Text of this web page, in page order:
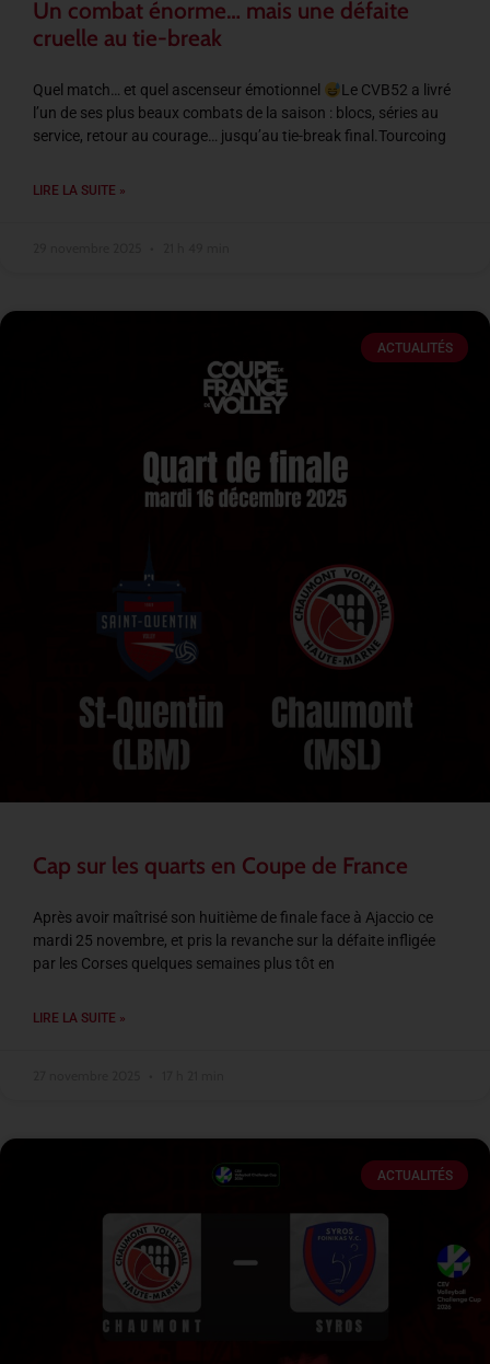
Un combat énorme… mais une défaite
cruelle au tie-break
Quel match… et quel ascenseur émotionnel
Le CVB52 a livré
l’un de ses plus beaux combats de la saison : blocs, séries au
service, retour au courage… jusqu’au tie-break final.Tourcoing
LIRE LA SUITE »
ACTUALITÉS
Cap sur les quarts en Coupe de France
Après avoir maîtrisé son huitième de finale face à Ajaccio ce
mardi 25 novembre, et pris la revanche sur la défaite infligée
par les Corses quelques semaines plus tôt en
LIRE LA SUITE »
ACTUALITÉS